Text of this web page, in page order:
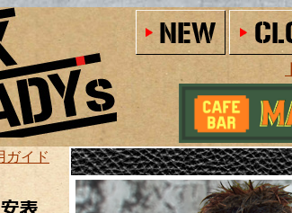
ガイド